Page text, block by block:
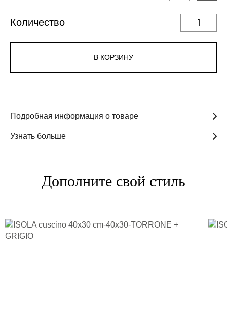
Количество
В КОРЗИНУ
Подробная информация о товаре
Узнать больше
Дополните свой стиль